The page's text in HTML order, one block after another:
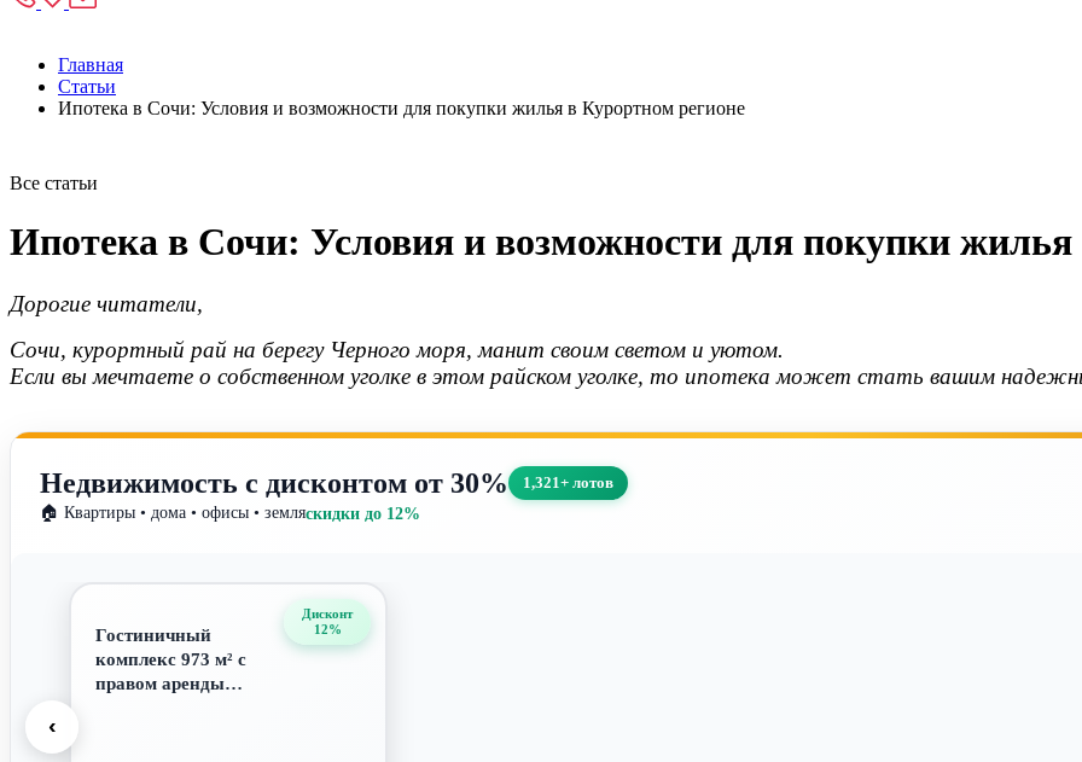
Главная
Статьи
Ипотека в Сочи: Условия и возможности для покупки жилья в Курортном регионе
Все статьи
Ипотека в Сочи: Условия и возможности для покупки
Дорогие читатели,
Сочи, курортный рай на берегу Черного моря, манит своим светом и уютом.
Если вы мечтаете о собственном уголке в этом райском уголке, то ипотека может стать вашим
Недвижимость с дисконтом от 30%
1,321+ лотов
🏠 Квартиры • дома • офисы • земляскидки до 12%
Дисконт
12%
Гостиничный
комплекс 973 м² с
правом аренды
‹